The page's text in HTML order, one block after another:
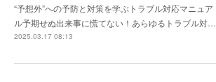
“予想外”への予防と対策を学ぶトラブル対応マニュア
ル予期せぬ出来事に慌てない！あらゆるトラブル対…
2025.03.17 08:13